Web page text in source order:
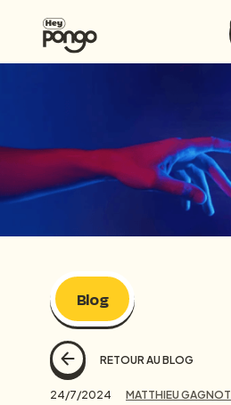
Blog
RETOUR AU BLOG
24/7/2024 MATTHIEU GAGNOT